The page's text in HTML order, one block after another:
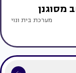
מסוגנן
מערכת בית ונוי